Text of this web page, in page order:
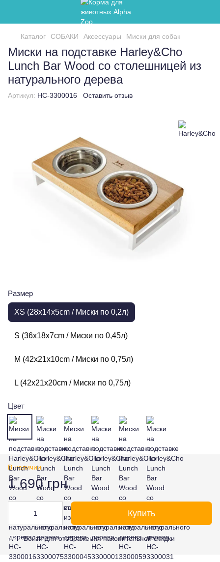
Каталог СОБАКИ Аксессуары Миски для собак
Миски на подставке Harley&Cho
Lunch Bar Wood со столешницей из
натурального дерева
Артикул: HC-3300016 Оставить отзыв
Размер
XS (28x14x5cm / Миски по 0,2л)
S (36x18x7cm / Миски по 0,45л)
M (42x21x10cm / Миски по 0,75л)
L (42x21x20cm / Миски по 0,75л)
Цвет
В наличии
1 690 грн
Купить
% Войтидля отображения накопительной скидки